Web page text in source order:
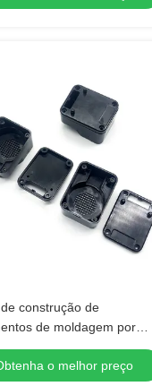
construção de
de moldagem por
de plástico de alta precisão
o melhor preço